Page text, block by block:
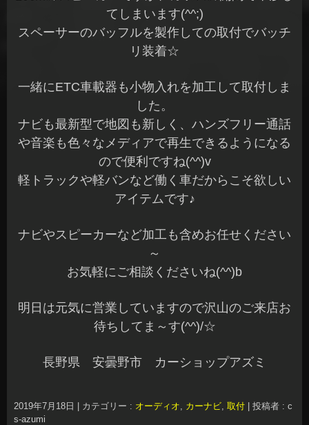
てしまいます(^^;)
スペーサーのバッフルを製作しての取付でバッチ
リ装着☆
一緒にETC車載器も小物入れを加工して取付しま
した。
ナビも最新型で地図も新しく、ハンズフリー通話
や音楽も色々なメディアで再生できるようになる
ので便利ですね(^^)v
軽トラックや軽バンなど働く車だからこそ欲しい
アイテムです♪
ナビやスピーカーなど加工も含めお任せください
～
お気軽にご相談くださいね(^^)b
明日は元気に営業していますので沢山のご来店お
待ちしてま～す(^^)/☆
長野県 安曇野市 カーショップアズミ
2019年7月18日 カテゴリー : オーディオ, カーナビ, 取付
投稿者 : c
s-azumi